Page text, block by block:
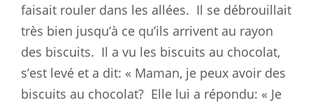
faisait rouler dans les allées. Il se débrouillait
très bien jusqu’à ce qu’ils arrivent au rayon
des biscuits. Il a vu les biscuits au chocolat,
s’est levé et a dit: « Maman, je peux avoir des
biscuits au chocolat? Elle lui a répondu: « Je